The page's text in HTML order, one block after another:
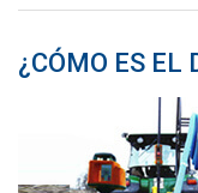
¿CÓMO ES EL